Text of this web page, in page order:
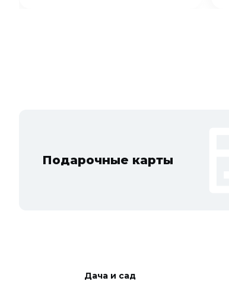
Подарочные карты
Дача и сад